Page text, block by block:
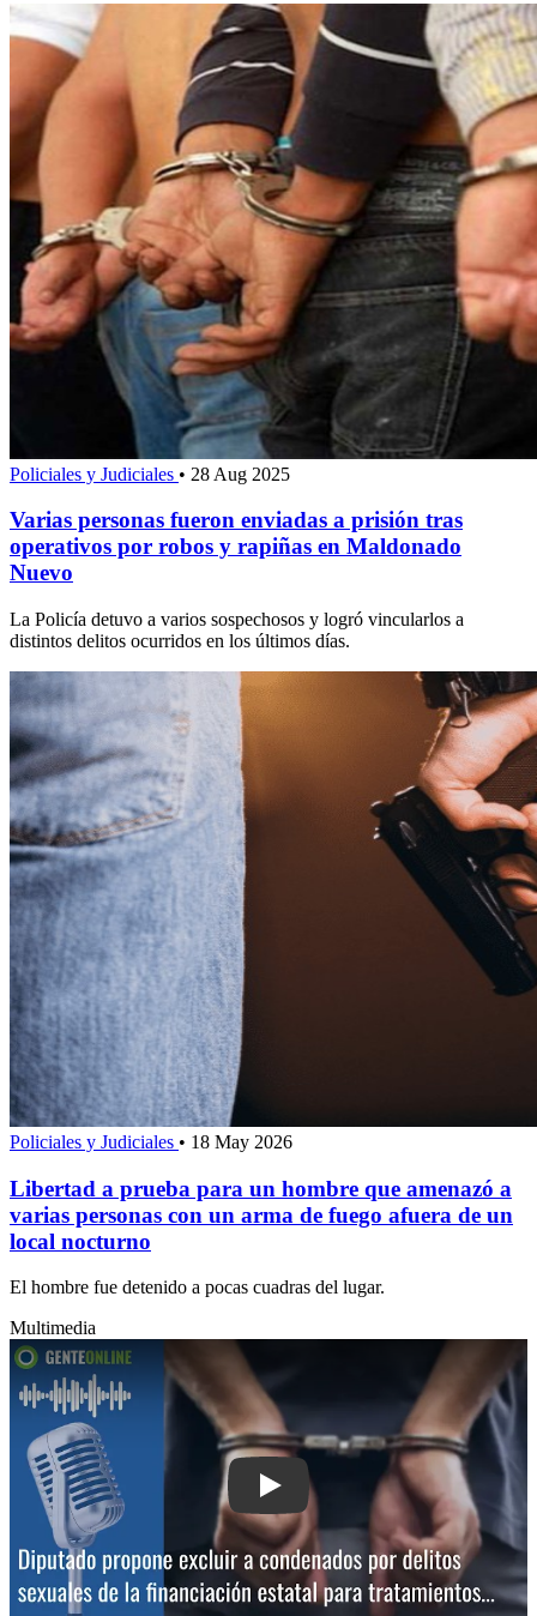
Policiales y Judiciales • 28 Aug 2025
Varias personas fueron enviadas a prisión tras
operativos por robos y rapiñas en Maldonado
Nuevo
La Policía detuvo a varios sospechosos y logró vincularlos a
distintos delitos ocurridos en los últimos días.
Policiales y Judiciales • 18 May 2026
Libertad a prueba para un hombre que amenazó a
varias personas con un arma de fuego afuera de un
local nocturno
El hombre fue detenido a pocas cuadras del lugar.
Multimedia
Play: Diputado propone excluir a